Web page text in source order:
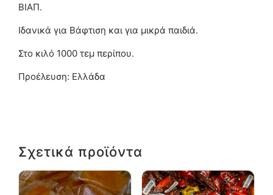
ΒΙΑΠ.
Ιδανικά για Βάφτιση και για μικρά παιδιά.
Στο κιλό 1000 τεμ περίπου.
Προέλευση: Ελλάδα
Σχετικά προϊόντα